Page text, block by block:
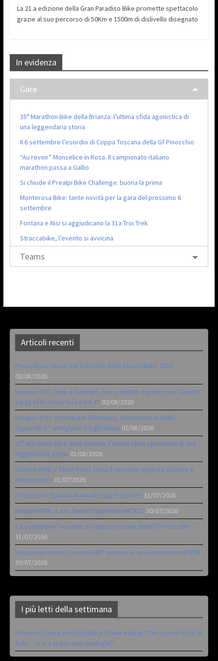
La 21.a edizione della Gran Paradiso Bike promette spettacolo
grazie al suo percorso di 50Km e 1500m di dislivello disegnato
In evidenza
Gare
35ª Marathon Bike della Brianza: l’ultima sfida agonistica di
una leggendaria storia
Il 6 settembre l’esordio di Coppa Toscana della Gf Pinocchio
“Au revoir” Monselice in Rosa. Il campionato italiano
marathon passa a Gallio
Si chiude il Prealpi Bike Challenge: buona la prima
Monterosa Bike: tante novità per la gara del prossimo 6
settembre
Fontana e Nisi si aggiudicano la 31a Troi Trek
Straccabike, l’evento si avvicina
Teams
Articoli recenti
Procedono i lavori sul tracciato della Straccabike 2026
03/08/2026
Europei XCO: titoli a Aldridge, Frei e Hutter. Argento per Zanotti
tra gli Elite. Corvi fora ed è 4^ 02/08/2026
Europei XCO: vittorie per Ghibaudo, Grossmann e Gallis.
Signorelli 5^ la migliore tra gli italiani 01/08/2026
35ª Marathon Bike della Brianza: l’ultima sfida agonistica di una
leggendaria storia 01/08/2026
Europei MTB: il Team Relay firma il secondo argento azzurro a
Monteceneri 31/07/2026
Attenzione: Samara Maxwell sta per tornare 31/07/2026
Europei MTB: a Juri Zanotti l’argento nell’XCC 30/07/2026
Il 6 settembre l’esordio di Coppa Toscana della Gf Pinocchio
31/07/2026
Situazione circuiti Contest360° dopo la Gran Fondo Marradi MTB
30/07/2026
I più letti della settimana
Eleonora Farina studia la Black Snake iridata: “Che ricordi in Val di
Sole… e ora sogno una medaglia”